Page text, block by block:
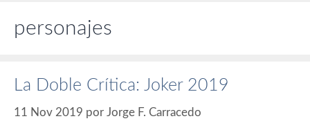
personajes
La Doble Crítica: Joker 2019
11 Nov 2019 por Jorge F. Carracedo